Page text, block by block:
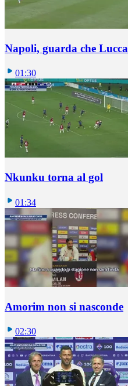
Napoli, guarda che Lucca
01:30
Nkunku torna al gol
01:34
Amorim non si nasconde
02:30